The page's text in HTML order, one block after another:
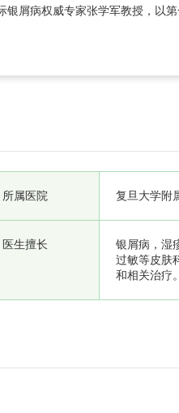
屑病权威专家张学军教授，以
所属医院 复旦大学附
医生擅长
银屑病，湿
过敏等皮肤
和相关治疗。